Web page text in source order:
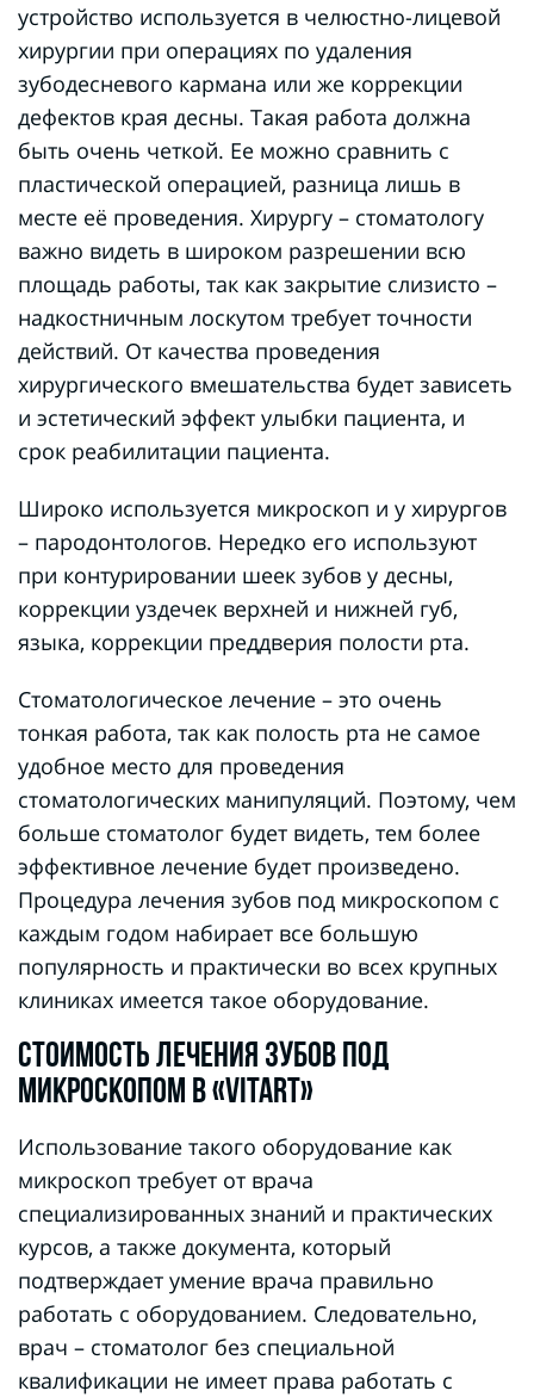
устройство используется в челюстно-лицевой
хирургии при операциях по удаления
зубодесневого кармана или же коррекции
дефектов края десны. Такая работа должна
быть очень четкой. Ее можно сравнить с
пластической операцией, разница лишь в
месте её проведения. Хирургу – стоматологу
важно видеть в широком разрешении всю
площадь работы, так как закрытие слизисто –
надкостничным лоскутом требует точности
действий. От качества проведения
хирургического вмешательства будет зависеть
и эстетический эффект улыбки пациента, и
срок реабилитации пациента.
Широко используется микроскоп и у хирургов
– пародонтологов. Нередко его используют
при контурировании шеек зубов у десны,
коррекции уздечек верхней и нижней губ,
языка, коррекции преддверия полости рта.
Стоматологическое лечение – это очень
тонкая работа, так как полость рта не самое
удобное место для проведения
стоматологических манипуляций. Поэтому, чем
больше стоматолог будет видеть, тем более
эффективное лечение будет произведено.
Процедура лечения зубов под микроскопом с
каждым годом набирает все большую
популярность и практически во всех крупных
клиниках имеется такое оборудование.
СТОИМОСТЬ ЛЕЧЕНИЯ ЗУБОВ ПОД
МИКРОСКОПОМ В «VITART»
Использование такого оборудование как
микроскоп требует от врача
специализированных знаний и практических
курсов, а также документа, который
подтверждает умение врача правильно
работать с оборудованием. Следовательно,
врач – стоматолог без специальной
квалификации не имеет права работать с